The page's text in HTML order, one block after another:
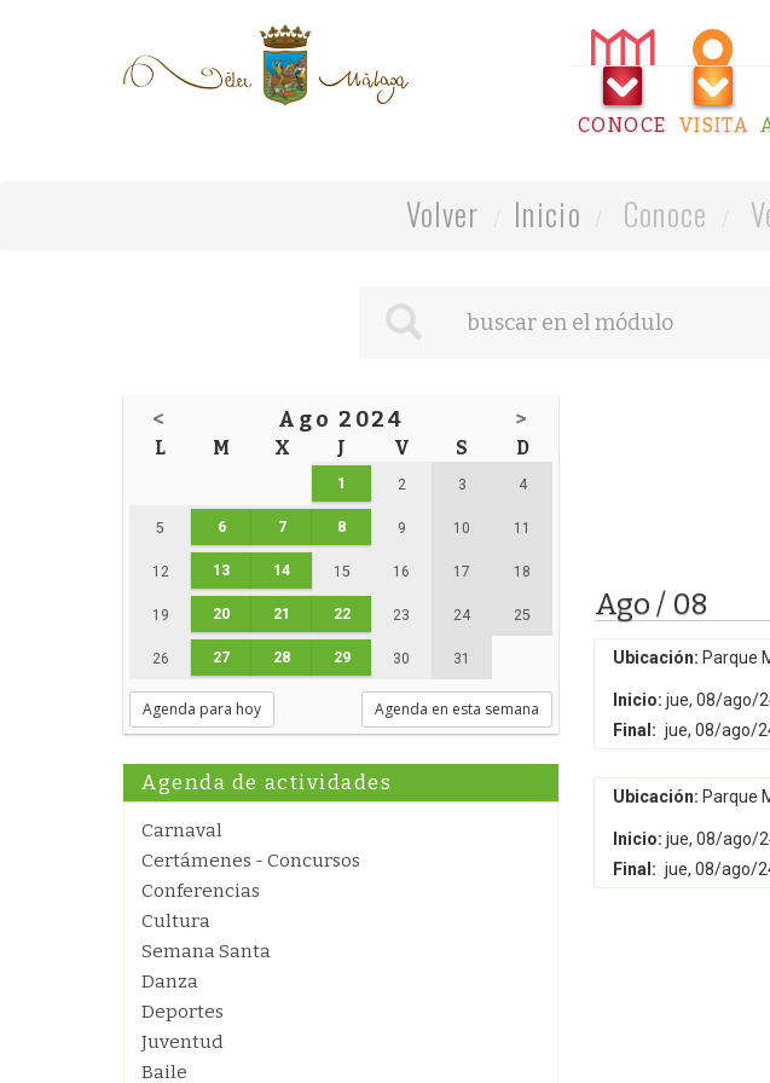
CONOCE VISITA
Volver Inicio Conoce
< Ago 2024 >
L M X J V S D
1 2 3 4
5 6 7 8 9 10 11
12 13 14 15 16 17 18
19 20 21 22 23 24 25
26 27 28 29 30 31
Agenda para hoy Agenda en esta semana
Agenda de actividades
Carnaval
Certámenes - Concursos
Conferencias
Cultura
Semana Santa
Danza
Deportes
Juventud
Baile
Ago / 08
Ubicación: Parque
Inicio: jue, 08/ago/
Final: jue, 08/ago/
Ubicación: Parque
Inicio: jue, 08/ago/
Final: jue, 08/ago/